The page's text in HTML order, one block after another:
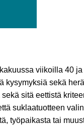
viikoilla 40
sekä
sitä eettistä
suklaatuotteen
työpaikasta tai